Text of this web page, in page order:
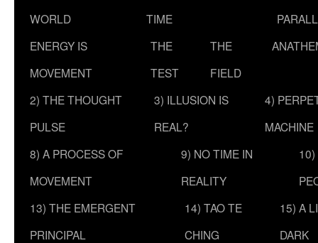
WORLD
TIME
ENERGY IS
MOVEMENT
THE
TEST
THE
FIELD
2) THE THOUGHT
PULSE
3) ILLUSION IS
REAL?
4)
MACHINE
8) A PROCESS OF
MOVEMENT
9) NO TIME IN
REALITY
13) THE EMERGENT
PRINCIPAL
14) TAO TE
CHING
15) A
DARK